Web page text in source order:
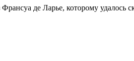
де Ларье, которому